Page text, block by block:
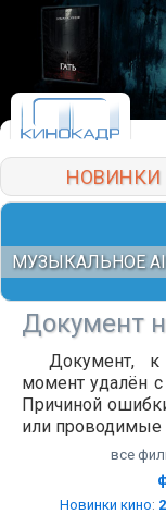
НОВИНКИ
МУЗЫКАЛЬНОЕ
Документ
Документ,
момент удалён с
Причиной
или проводимые
все
Новинки кино: